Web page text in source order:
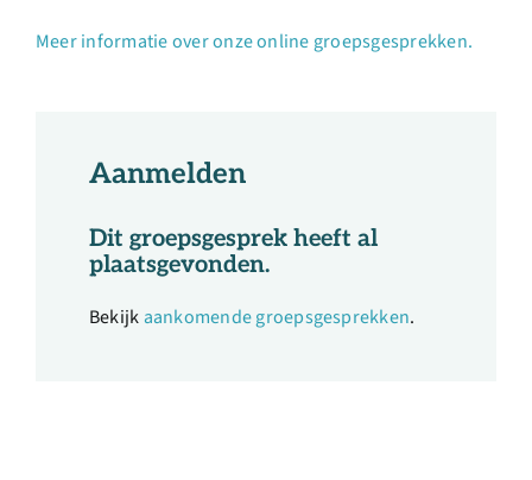
Meer informatie over onze online groepsgesprekken.
Aanmelden
Dit groepsgesprek heeft al
plaatsgevonden.
Bekijk aankomende groepsgesprekken.